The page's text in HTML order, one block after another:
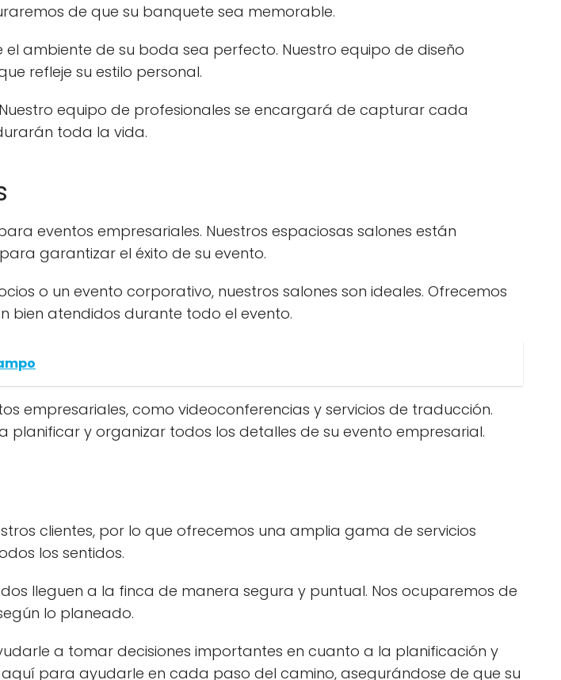
de que su banquete sea memorable.
ambiente de su boda sea perfecto. Nuestro equipo de diseño
refleje su estilo personal.
equipo de profesionales se encargará de capturar cada
toda la vida.
eventos empresariales. Nuestros espaciosas salones están
garantizar el éxito de su evento.
o un evento corporativo, nuestros salones son ideales. Ofrecemos
bien atendidos durante todo el evento.
empresariales, como videoconferencias y servicios de traducción.
y organizar todos los detalles de su evento empresarial.
clientes, por lo que ofrecemos una amplia gama de servicios
los sentidos.
lleguen a la finca de manera segura y puntual. Nos ocuparemos de
lo planeado.
a tomar decisiones importantes en cuanto a la planificación y
para ayudarle en cada paso del camino, asegurándose de que su